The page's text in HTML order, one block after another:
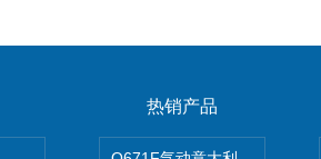
热销产品